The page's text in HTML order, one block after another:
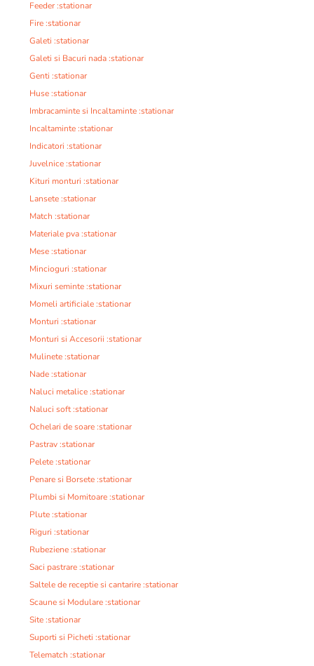
Feeder :stationar
Fire :stationar
Galeti :stationar
Galeti si Bacuri nada :stationar
Genti :stationar
Huse :stationar
Imbracaminte si Incaltaminte :stationar
Incaltaminte :stationar
Indicatori :stationar
Juvelnice :stationar
Kituri monturi :stationar
Lansete :stationar
Match :stationar
Materiale pva :stationar
Mese :stationar
Mincioguri :stationar
Mixuri seminte :stationar
Momeli artificiale :stationar
Monturi :stationar
Monturi si Accesorii :stationar
Mulinete :stationar
Nade :stationar
Naluci metalice :stationar
Naluci soft :stationar
Ochelari de soare :stationar
Pastrav :stationar
Pelete :stationar
Penare si Borsete :stationar
Plumbi si Momitoare :stationar
Plute :stationar
Riguri :stationar
Rubeziene :stationar
Saci pastrare :stationar
Saltele de receptie si cantarire :stationar
Scaune si Modulare :stationar
Site :stationar
Suporti si Picheti :stationar
Telematch :stationar